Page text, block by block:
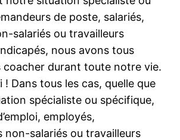
de poste, salariés,
salariés ou travailleurs
nous avons tous
coacher durant toute notre vie.
! Dans tous les cas, quelle que
spécialiste ou spécifique,
employés,
non-salariés ou travailleurs